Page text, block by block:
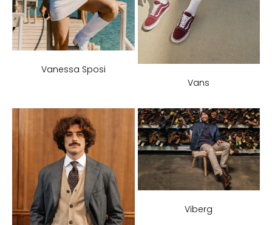
Vanessa Sposi
Vans
Viberg